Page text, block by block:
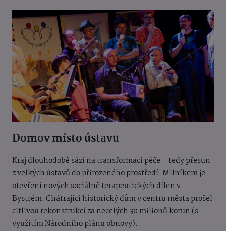
Domov místo ústavu
Kraj dlouhodobě sází na transformaci péče – tedy přesun
z velkých ústavů do přirozeného prostředí. Milníkem je
otevření nových sociálně terapeutických dílen v
Bystrém. Chátrající historický dům v centru města prošel
citlivou rekonstrukcí za necelých 30 milionů korun (s
využitím Národního plánu obnovy).